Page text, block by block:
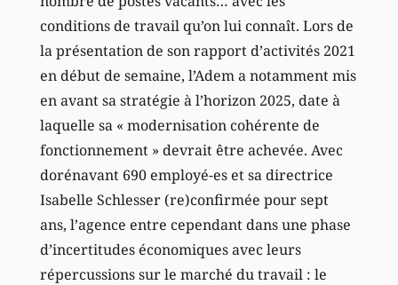
conditions de travail qu’on lui connaît. Lors de
la présentation de son rapport d’activités 2021
en début de semaine, l’Adem a notamment mis
en avant sa stratégie à l’horizon 2025, date à
laquelle sa « modernisation cohérente de
fonctionnement » devrait être achevée. Avec
dorénavant 690 employé-es et sa directrice
Isabelle Schlesser (re)confirmée pour sept
ans, l’agence entre cependant dans une phase
d’incertitudes économiques avec leurs
répercussions sur le marché du travail : le